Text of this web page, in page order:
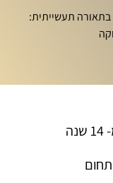
בתאורה תעשייתית: